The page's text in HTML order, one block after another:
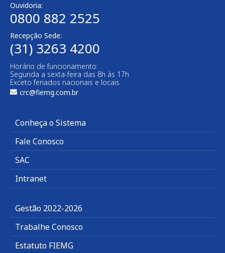
Ouvidoria:
0800 882 2525​
Recepção Sede:
(31) 3263 4200
Horário de funcionamento:
Segunda a sexta-feira das 8h às 17h
Exceto feriados nacionais e locais.
crc@fiemg.com.br
Conheça o Sistema
Fale Conosco
SAC
Intranet
Gestão 2022-2026
Trabalhe Conosco
Estatuto FIEMG